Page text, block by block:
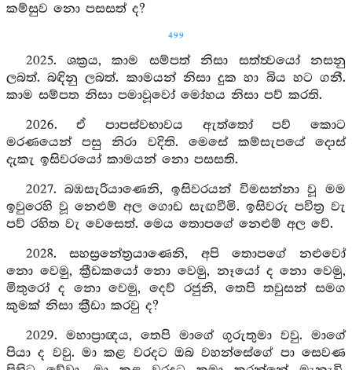
කම්සුව නො පසසත් ද?
499
2025. ශක්‍රය, කාම සම්පත් නිසා සත්ත්‍වයෝ නසනු
ලබත්. බඳිනු ලබත්. කාමයන් නිසා දුක හා බිය හට ගනී.
කාම සම්පත නිසා පමාවූවෝ මෝහය නිසා පව් කරති.
2026. ඒ පාපස්වභාවය ඇත්තෝ පව් කොට
මරණයෙන් පසු නිරා වදිති. මෙසේ කම්සැපයේ දොස්
දැකැ ඉසිවරයෝ කාමයන් නො පසසති.
2027. බඹසැරියාණෙනි, ඉසිවරයන් විමසන්නා වූ මම
ඉවුරෙහි වූ නෙළුම් අල ගොඩ සැඟවීමි. ඉසිවරු පවිත්‍ර වැ
පව් රහිත වැ වෙසෙත්. මෙය තොපගේ නෙළුම් අල වේ.
2028. සහස්‍රනේත්‍රයාණෙනි, අපි තොපගේ නළුවෝ
නො වෙමු, ක්‍රීඩකයෝ නො වෙමු, නෑයෝ ද නො වෙමු,
මිතුරෝ ද නො වෙමු, දෙව් රජුනි, තෙපි තවුසන් සමග
කුමක් නිසා ක්‍රීඩා කරවු ද?
2029. මහාප්‍රාඥය, තෙපි මාගේ ගුරුතුමා වවු. මාගේ
පියා ද වවු. මා කළ වරදට ඔබ වහන්සේගේ පා සෙවණ